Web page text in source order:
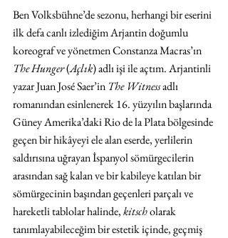
Ben Volksbühne’de sezonu, herhangi bir eserini
ilk defa canlı izlediğim Arjantin doğumlu
koreograf ve yönetmen Constanza Macras’ın
The Hunger (Açlık) adlı işi ile açtım. Arjantinli
yazar Juan José Saer’in The Witness adlı
romanından esinlenerek 16. yüzyılın başlarında
Güney Amerika’daki Rio de la Plata bölgesinde
geçen bir hikâyeyi ele alan eserde, yerlilerin
saldırısına uğrayan İspanyol sömürgecilerin
arasından sağ kalan ve bir kabileye katılan bir
sömürgecinin başından geçenleri parçalı ve
hareketli tablolar halinde, kitsch olarak
tanımlayabileceğim bir estetik içinde, geçmiş